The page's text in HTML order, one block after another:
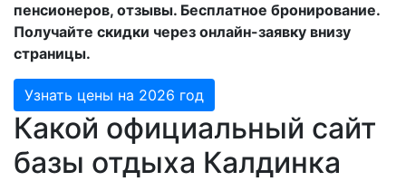
пенсионеров, отзывы. Бесплатное бронирование.
Получайте скидки через онлайн-заявку внизу
страницы.
Узнать цены на 2026 год
Какой официальный сайт
базы отдыха Калдинка